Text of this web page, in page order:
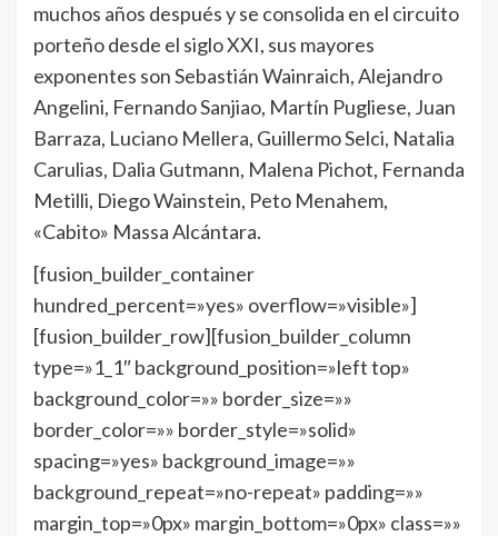
muchos años después y se consolida en el circuito
porteño desde el siglo XXI, sus mayores
exponentes son Sebastián Wainraich, Alejandro
Angelini, Fernando Sanjiao, Martín Pugliese, Juan
Barraza, Luciano Mellera, Guillermo Selci, Natalia
Carulias, Dalia Gutmann, Malena Pichot, Fernanda
Metilli, Diego Wainstein, Peto Menahem,
«Cabito» Massa Alcántara.
[fusion_builder_container
hundred_percent=»yes» overflow=»visible»]
[fusion_builder_row][fusion_builder_column
type=»1_1″ background_position=»left top»
background_color=»» border_size=»»
border_color=»» border_style=»solid»
spacing=»yes» background_image=»»
background_repeat=»no-repeat» padding=»»
margin_top=»0px» margin_bottom=»0px» class=»»